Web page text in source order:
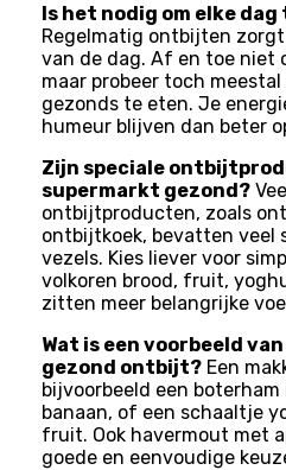
Is het nodig om elke
Regelmatig ontbijten
van de dag. Af en toe niet
maar probeer toch
gezonds te eten. Je
humeur blijven dan beter
Zijn speciale
supermarkt gezond?
ontbijtproducten, zoals
ontbijtkoek, bevatten veel
vezels. Kies liever voor
volkoren brood, fruit,
zitten meer belangrijke
Wat is een voorbeeld
gezond ontbijt?Een
bijvoorbeeld een
banaan, of een schaaltje
fruit. Ook havermout met
goede en eenvoudige